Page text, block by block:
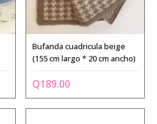
Bufanda cuadricula beige
(155 cm largo * 20 cm ancho)
Q189.00